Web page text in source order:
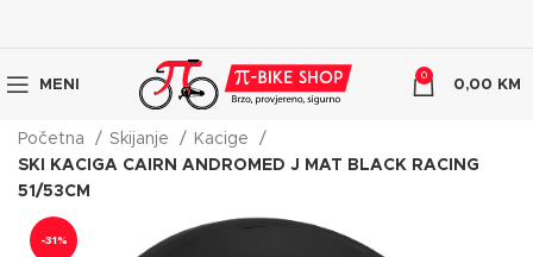
MENI
0
0,00 KM
Početna Skijanje
Kacige
SKI KACIGA CAIRN ANDROMED J MAT BLACK RACING
51/53CM
-31%